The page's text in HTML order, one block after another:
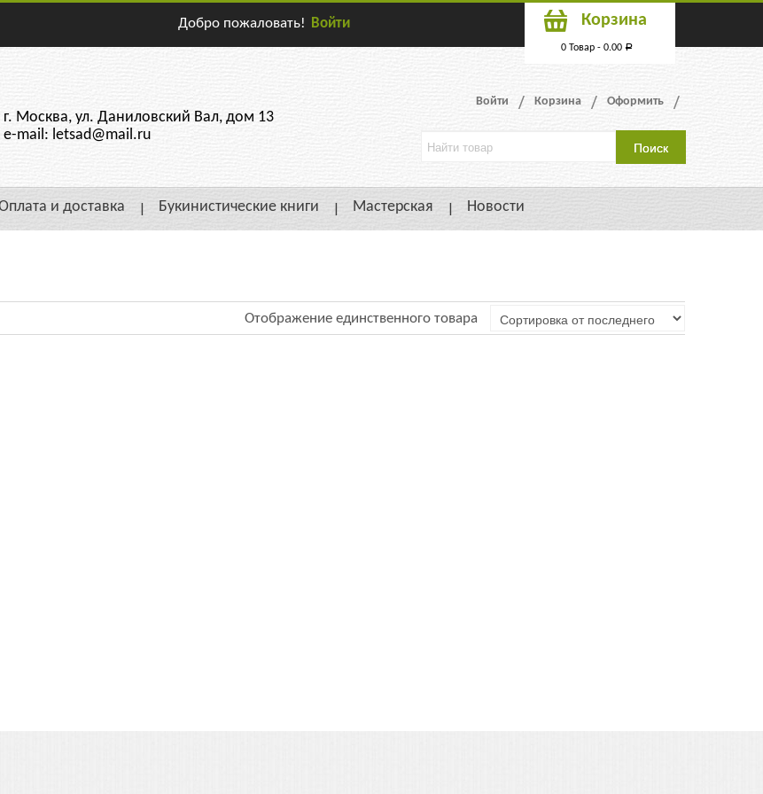
Добро пожаловать! Войти Корзина
0 Товар - 0.00 Р
г. Москва, ул. Даниловский Вал, дом 13
e-mail: letsad@mail.ru
Войти Корзина Оформить
и доставка Букинистические книги Мастерская Новости
Отображение единственного товара